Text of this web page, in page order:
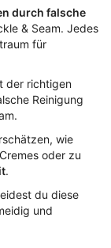
durch falsche
& Seam. Jedes
für
der richtigen
Reinigung
wie
oder zu
.
du diese
und